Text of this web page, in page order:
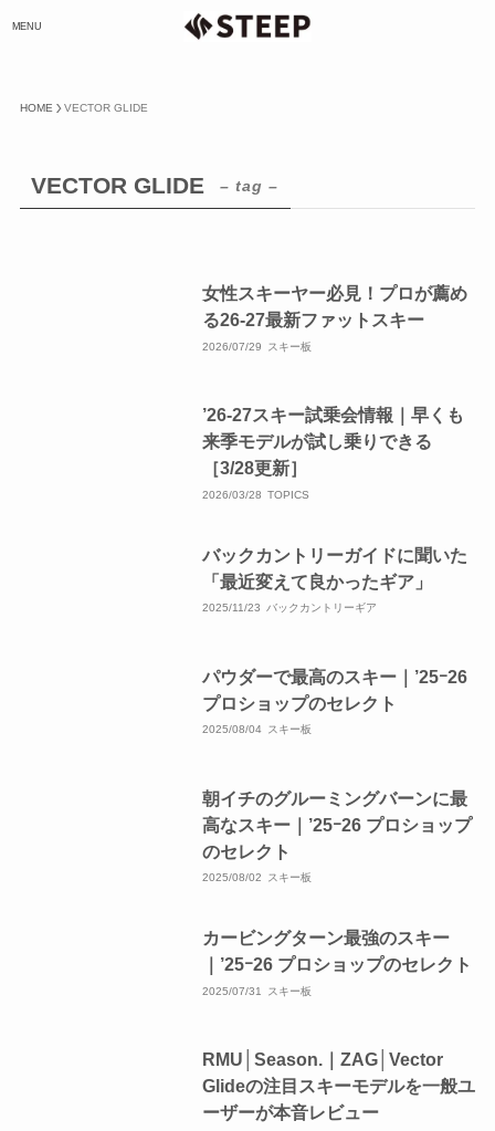
MENU
HOME VECTOR GLIDE
VECTOR GLIDE – tag –
女性スキーヤー必見！プロが薦め
る26-27最新ファットスキー
2026/07/29 スキー板
’26-27スキー試乗会情報｜早くも
来季モデルが試し乗りできる
［3/28更新］
2026/03/28 TOPICS
バックカントリーガイドに聞いた
「最近変えて良かったギア」
2025/11/23 バックカントリーギア
パウダーで最高のスキー｜’25ｰ26
プロショップのセレクト
2025/08/04 スキー板
朝イチのグルーミングバーンに最
高なスキー｜’25ｰ26 プロショップ
のセレクト
2025/08/02 スキー板
カービングターン最強のスキー
｜’25ｰ26 プロショップのセレクト
2025/07/31 スキー板
RMU│Season.｜ZAG│Vector
Glideの注目スキーモデルを一般ユ
ーザーが本音レビュー